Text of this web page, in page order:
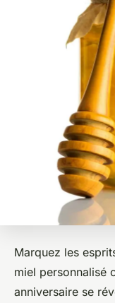
Marquez les
miel personnalisé
anniversaire se